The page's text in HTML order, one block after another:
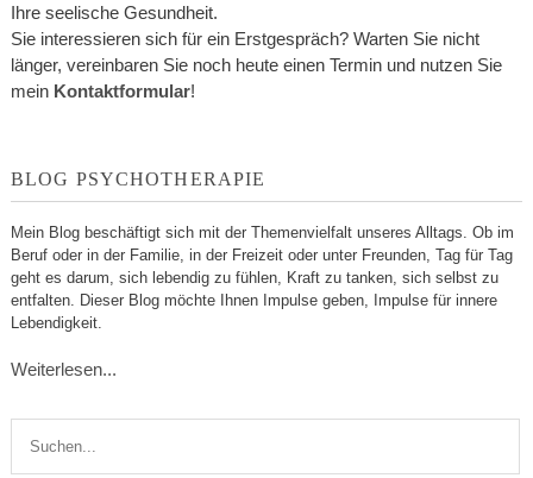
Ihre seelische Gesundheit.
Sie interessieren sich für ein Erstgespräch? Warten Sie nicht
länger, vereinbaren Sie noch heute einen Termin und nutzen Sie
mein Kontaktformular!
BLOG PSYCHOTHERAPIE
Mein Blog beschäftigt sich mit der Themenvielfalt unseres Alltags. Ob im
Beruf oder in der Familie, in der Freizeit oder unter Freunden, Tag für Tag
geht es darum, sich lebendig zu fühlen, Kraft zu tanken, sich selbst zu
entfalten. Dieser Blog möchte Ihnen Impulse geben, Impulse für innere
Lebendigkeit.
Weiterlesen...